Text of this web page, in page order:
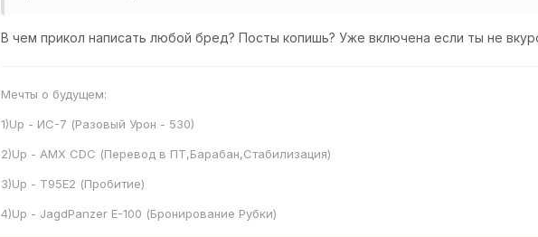
В чем прикол написать любой бред? Посты копишь? Уже включена если ты не
Мечты о будущем:
1)Up - ИС-7 (Разовый Урон - 530)
2)Up - AMX CDC (Перевод в ПТ,Барабан,Стабилизация)
3)Up - Т95Е2 (Пробитие)
4)Up - JagdPanzer E-100 (Бронирование Рубки)